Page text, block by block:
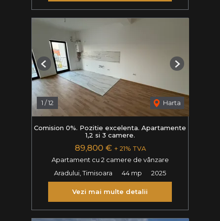
1 /12 Harta
Previous Next
Comision 0%. Pozitie excelenta. Apartamente
1,2 si 3 camere.
89,800 € + 21% TVA
Apartament cu 2 camere de vânzare
Aradului, Timisoara
44 mp 2025
Vezi mai multe detalii